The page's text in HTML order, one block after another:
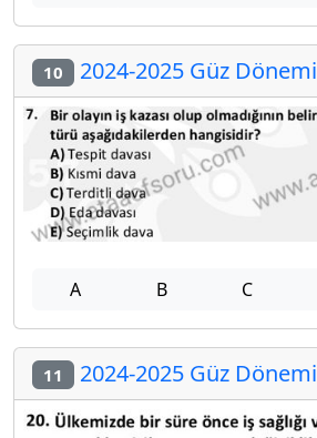
10 2024-2025 Güz Dönemi
A B C
11 2024-2025 Güz Dönemi